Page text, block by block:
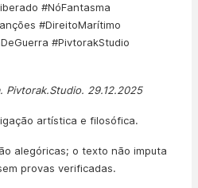
#NóFantasma
#DireitoMarítimo
#PivtorakStudio
Pivtorak.Studio. 29.12.2025
artística e filosófica.
alegóricas; o texto não imputa
provas verificadas.